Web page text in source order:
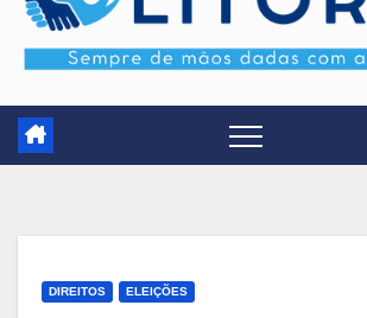
DIREITOS ELEIÇÕES